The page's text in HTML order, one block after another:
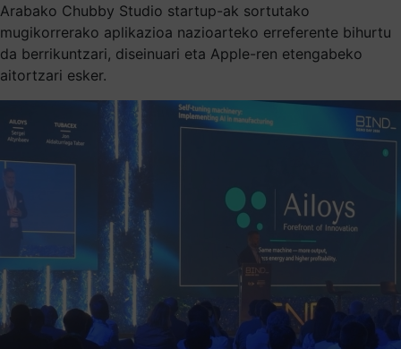
Arabako Chubby Studio startup-ak sortutako
mugikorrerako aplikazioa nazioarteko erreferente bihurtu
da berrikuntzari, diseinuari eta Apple-ren etengabeko
aitortzari esker.